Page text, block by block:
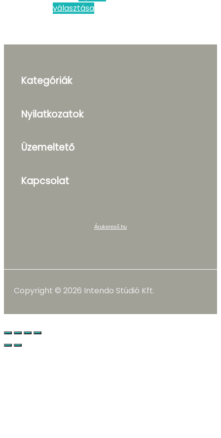
választása
Kategóriák
Nyilatkozatok
Üzemeltető
Kapcsolat
Árukereső.hu
Copyright © 2026 Intendo Stúdió Kft.